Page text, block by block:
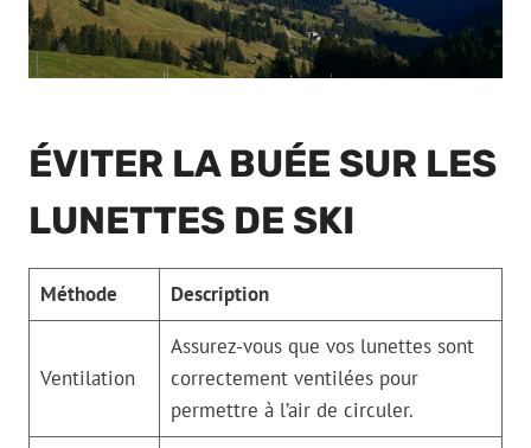
ÉVITER LA BUÉE SUR LES
LUNETTES DE SKI
Méthode Description
Ventilation
Assurez-vous que vos lunettes sont
correctement ventilées pour
permettre à l’air de circuler.